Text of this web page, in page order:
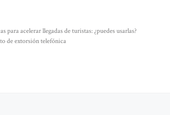
para acelerar llegadas de turistas: ¿puedes usarlas?
de extorsión telefónica